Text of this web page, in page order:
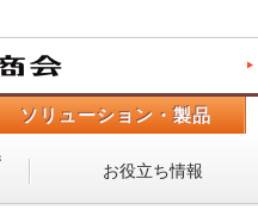
ソリューション・製品
お役立ち情報